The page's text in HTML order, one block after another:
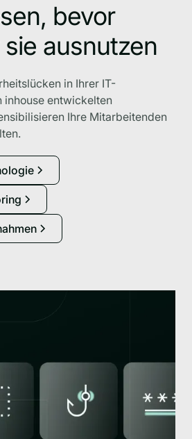
bevor
ausnutzen
in Ihrer IT-
entwickelten
Ihre Mitarbeitenden